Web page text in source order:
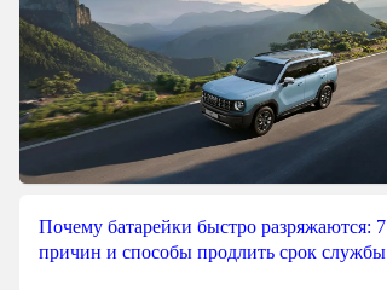
Почему батарейки быстро разряжаются: 7
причин и способы продлить срок службы